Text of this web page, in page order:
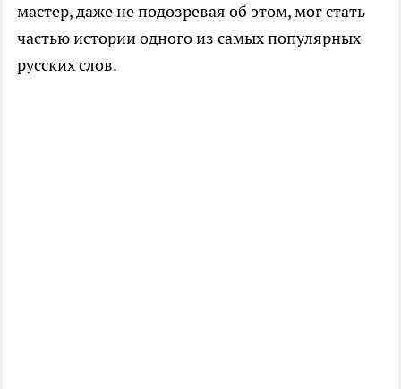
мастер, даже не подозревая об этом, мог стать
частью истории одного из самых популярных
русских слов.